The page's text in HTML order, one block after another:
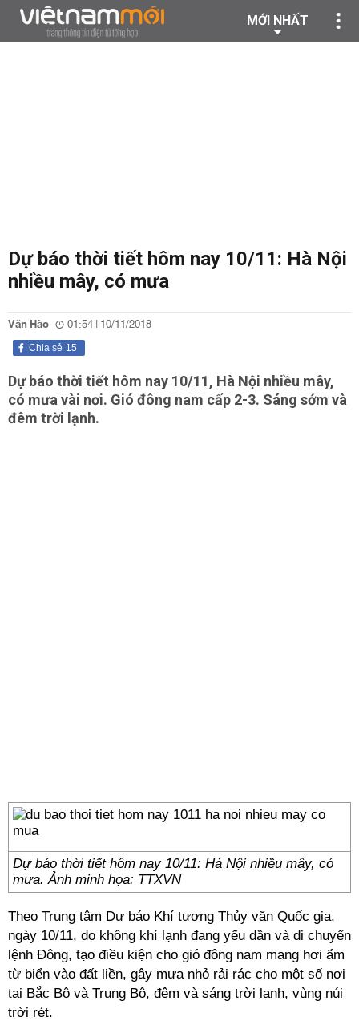
MỚI NHẤT
Dự báo thời tiết hôm nay 10/11: Hà Nội
nhiều mây, có mưa
Văn Hào 01:54 | 10/11/2018
15
Chia sẻ
Dự báo thời tiết hôm nay 10/11, Hà Nội nhiều mây,
có mưa vài nơi. Gió đông nam cấp 2-3. Sáng sớm và
đêm trời lạnh.
Dự báo thời tiết hôm nay 10/11: Hà Nội nhiều mây, có
mưa. Ảnh minh họa: TTXVN
Theo Trung tâm Dự báo Khí tượng Thủy văn Quốc gia,
ngày 10/11, do không khí lạnh đang yếu dần và di chuyển
lệnh Đông, tạo điều kiện cho gió đông nam mang hơi ẩm
từ biển vào đất liền, gây mưa nhỏ rải rác cho một số nơi
tại Bắc Bộ và Trung Bộ, đêm và sáng trời lạnh, vùng núi
trời rét.